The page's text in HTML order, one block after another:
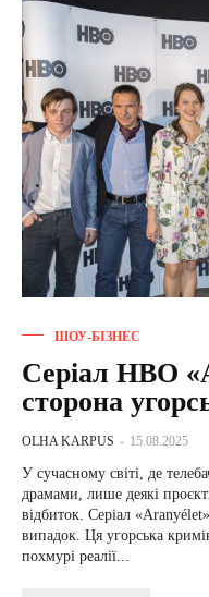
ШОУ-БІЗНЕС
Серіал HBO
сторона
OLHA KARPUS - 15.08.2025
У сучасному світі, де
драмами, лише деякі
відбиток. Серіал
випадок. Ця угорська
похмурі реалії...